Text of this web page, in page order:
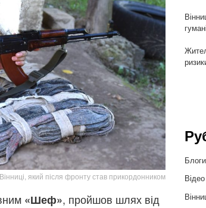
який після фронту став прикордонником
«Шеф», пройшов шлях від
Блоги
Відео